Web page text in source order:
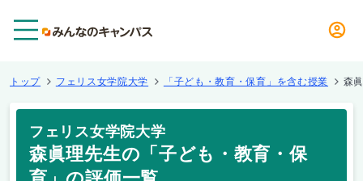
トップ フェリス女学院大学 「子ども・教育・保育」を含む授業 森
フェリス女学院大学
森眞理先生の「子ども・教育・保